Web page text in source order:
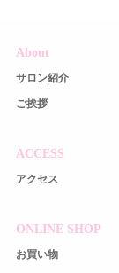
About
サロン紹介
ご挨拶
ACCESS
アクセス
ONLINE SHOP
お買い物